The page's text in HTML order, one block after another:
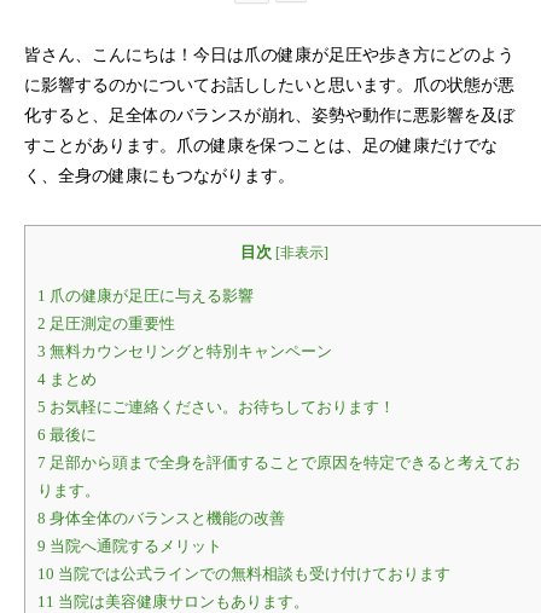
皆さん、こんにちは！今日は爪の健康が足圧や歩き方にどのよう
に影響するのかについてお話ししたいと思います。爪の状態が悪
化すると、足全体のバランスが崩れ、姿勢や動作に悪影響を及ぼ
すことがあります。爪の健康を保つことは、足の健康だけでな
く、全身の健康にもつながります。
目次 [非表示]
1 爪の健康が足圧に与える影響
2 足圧測定の重要性
3 無料カウンセリングと特別キャンペーン
4 まとめ
5 お気軽にご連絡ください。お待ちしております！
6 最後に
7 足部から頭まで全身を評価することで原因を特定できると考えてお
ります。
8 身体全体のバランスと機能の改善
9 当院へ通院するメリット
10 当院では公式ラインでの無料相談も受け付けております
11 当院は美容健康サロンもあります。